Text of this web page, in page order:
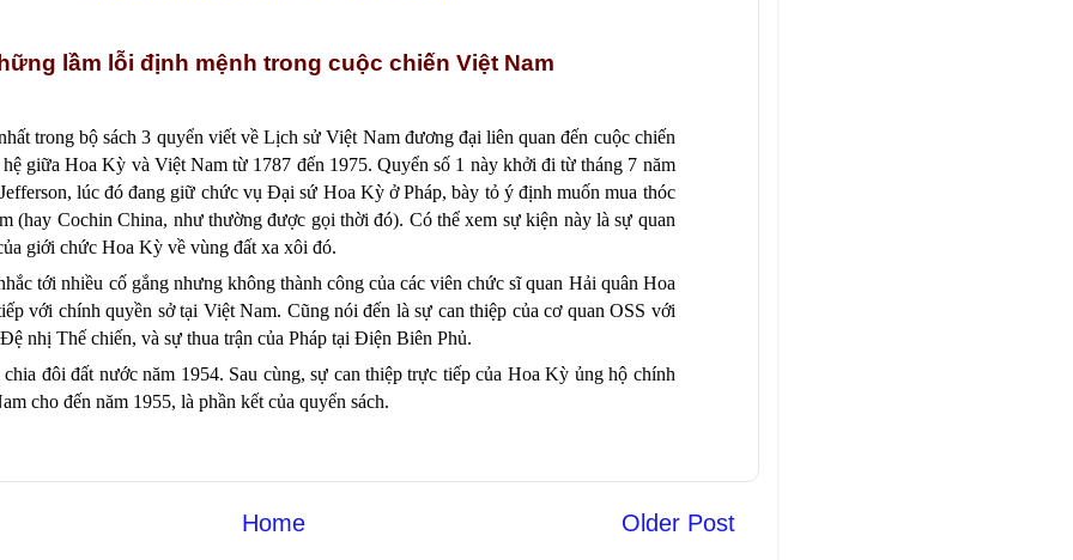
lầm lỗi định mệnh trong cuộc chiến Việt Nam
trong bộ sách 3 quyển viết về Lịch sử Việt Nam đương đại liên quan đến cuộc chiến
giữa Hoa Kỳ và Việt Nam từ 1787 đến 1975. Quyển số 1 này khởi đi từ tháng 7 năm
lúc đó đang giữ chức vụ Đại sứ Hoa Kỳ ở Pháp, bày tỏ ý định muốn mua thóc
(hay Cochin China, như thường được gọi thời đó). Có thể xem sự kiện này là sự quan
giới chức Hoa Kỳ về vùng đất xa xôi đó.
tới nhiều cố gắng nhưng không thành công của các viên chức sĩ quan Hải quân Hoa
với chính quyền sở tại Việt Nam. Cũng nói đến là sự can thiệp của cơ quan OSS với
nhị Thế chiến, và sự thua trận của Pháp tại Điện Biên Phủ.
đôi đất nước năm 1954. Sau cùng, sự can thiệp trực tiếp của Hoa Kỳ ủng hộ chính
cho đến năm 1955, là phần kết của quyển sách.
Older Post
Home